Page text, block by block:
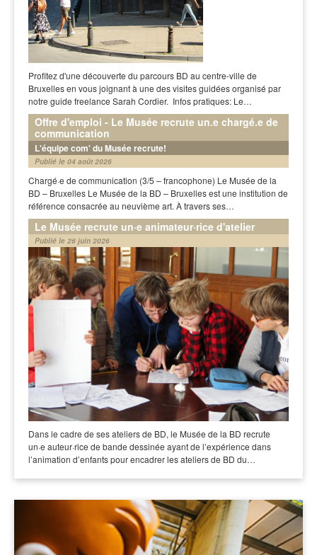
Profitez d'une découverte du parcours BD au centre-ville de
Bruxelles en vous joignant à une des visites guidées organisé par
notre guide freelance Sarah Cordier. Infos pratiques: Le…
Offre d'emploi - Le Musée recrute un.e chargé.e de
communication
L'équipe com' du Musée recrute!
Publié le 04 août 2026
Chargé·e de communication (3/5 – francophone) Le Musée de la
BD – Bruxelles Le Musée de la BD – Bruxelles est une institution de
référence consacrée au neuvième art. À travers ses…
Le Musée recrute un·e animateur·rice d'atelier
Publié le 26 juin 2026
Dans le cadre de ses ateliers de BD, le Musée de la BD recrute
un·e auteur·rice de bande dessinée ayant de l’expérience dans
l’animation d’enfants pour encadrer les ateliers de BD du…